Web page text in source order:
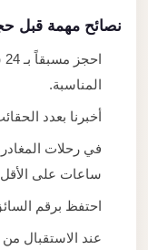
نصائح مهمة قبل
المناسبة.
أخبرنا بعدد
ساعات على الأقل
احتفظ برقم
عند الاستقبال من